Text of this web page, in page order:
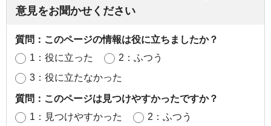
意見をお聞かせください
質問：このページの情報は役に立ちましたか？
1：役に立った
2：ふつう
3：役に立たなかった
質問：このページは見つけやすかったですか？
1：見つけやすかった
2：ふつう